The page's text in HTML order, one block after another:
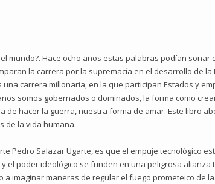
mundo?. Hace ocho años estas palabras podían sonar
la carrera por la supremacía en el desarrollo de la
carrera millonaria, en la que participan Estados y
somos gobernados o dominados, la forma como
hacer la guerra, nuestra forma de amar. Este libro
de la vida humana.
Pedro Salazar Ugarte, es que el empuje tecnológico
el poder ideológico se funden en una peligrosa alianza
imaginar maneras de regular el fuego prometeico de